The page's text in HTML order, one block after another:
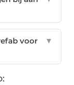
voor
▼